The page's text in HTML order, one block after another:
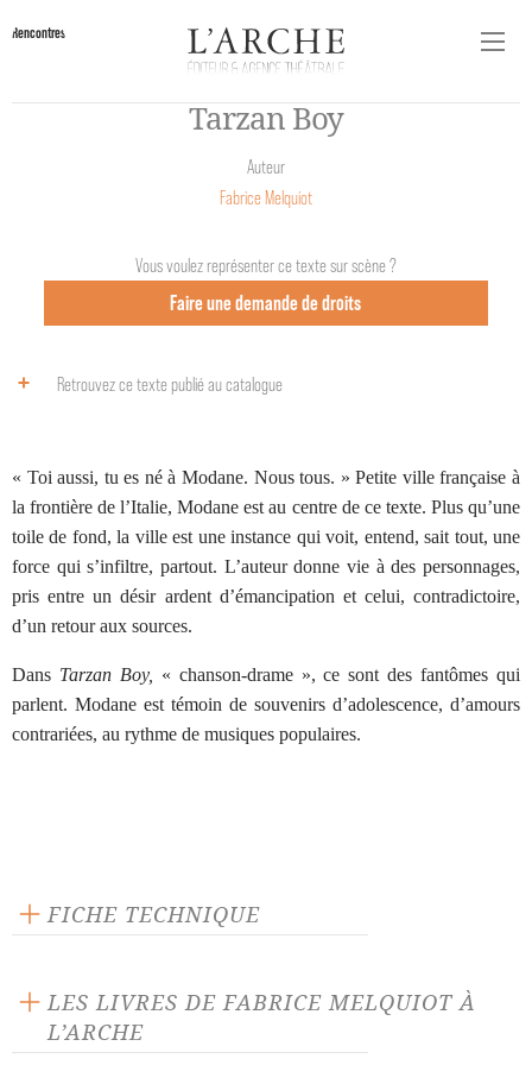
Rencontres
Tarzan Boy
Auteur
Fabrice Melquiot
Vous voulez représenter ce texte sur scène ?
Faire une demande de droits
Retrouvez ce texte publié au catalogue
« Toi aussi, tu es né à Modane. Nous tous. » Petite ville française à
la frontière de l’Italie, Modane est au centre de ce texte. Plus qu’une
toile de fond, la ville est une instance qui voit, entend, sait tout, une
force qui s’infiltre, partout. L’auteur donne vie à des personnages,
pris entre un désir ardent d’émancipation et celui, contradictoire,
d’un retour aux sources.
Dans Tarzan Boy, « chanson-drame », ce sont des fantômes qui
parlent. Modane est témoin de souvenirs d’adolescence, d’amours
contrariées, au rythme de musiques populaires.
FICHE TECHNIQUE
Langue source : français
LES LIVRES DE FABRICE MELQUIOT À
L’ARCHE